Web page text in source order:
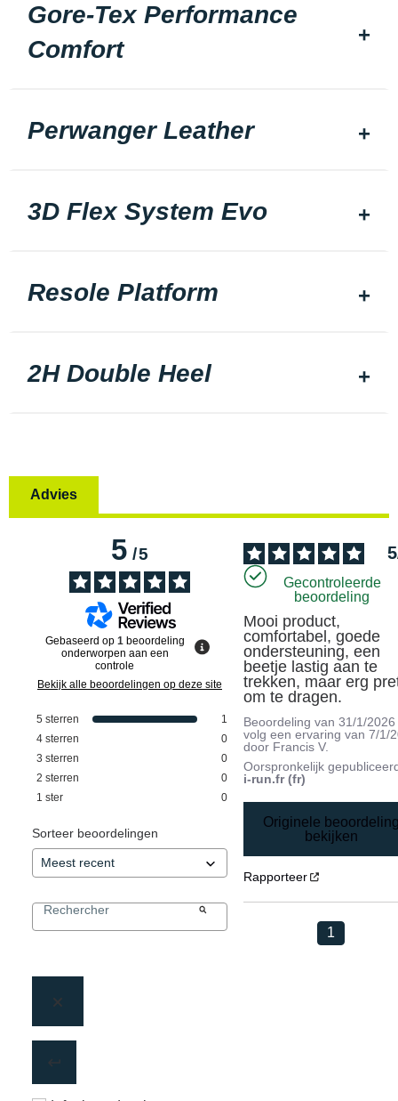
Gore-Tex Performance
Comfort
Perwanger Leather
3D Flex System Evo
Resole Platform
2H Double Heel
Advies
5/5
Gebaseerd op 1 beoordeling
onderworpen aan een
controle
Bekijk alle beoordelingen op deze site
5 sterren
1
4 sterren
0
3 sterren
0
2 sterren
0
1 ster 0
Sorteer beoordelingen
5
Gecontroleerde
beoordeling
Mooi product,
comfortabel, goede
ondersteuning, een
beetje lastig aan te
trekken, maar erg
om te dragen.
Beoordeling van31/1/2026
volg een ervaring van7/1/
door Francis V.
Oorspronkelijk
i-run.fr (fr)
Originele
bekijken
Rapporteer
1